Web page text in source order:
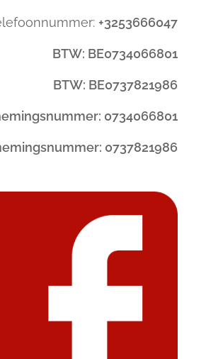
+3253666047
BTW: BE0734066801
BTW: BE0737821986
0734066801
0737821986